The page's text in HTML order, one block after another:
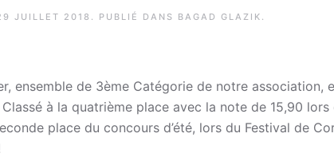
JUILLET 2018 . PUBLIÉ DANS BAGAD GLAZIK .
ensemble de 3ème Catégorie de notre
à la quatrième place avec la note de 15,90
place du concours d’été, lors du Festival de